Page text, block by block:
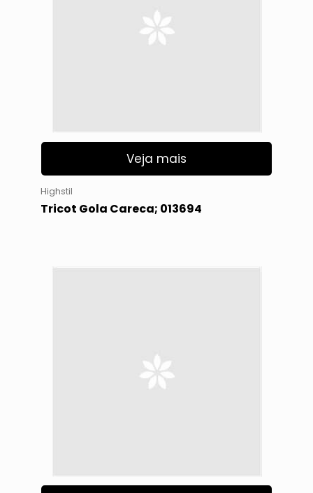
Veja mais
Highstil
Tricot Gola Careca; 013694